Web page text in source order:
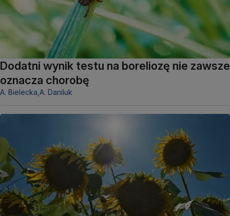
Dodatni wynik testu na boreliozę nie zawsze
oznacza chorobę
A. Bielecka, A. Daniluk